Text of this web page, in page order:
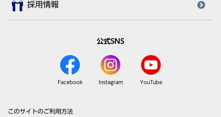
採用情報
公式SNS
Facebook Instagram YouTube
このサイトのご利用方法